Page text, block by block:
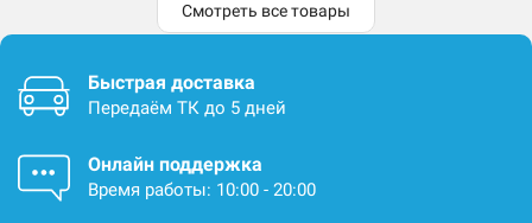
Смотреть все товары
Быстрая доставка
Передаём ТК до 5 дней
Онлайн поддержка
Время работы: 10:00 - 20:00